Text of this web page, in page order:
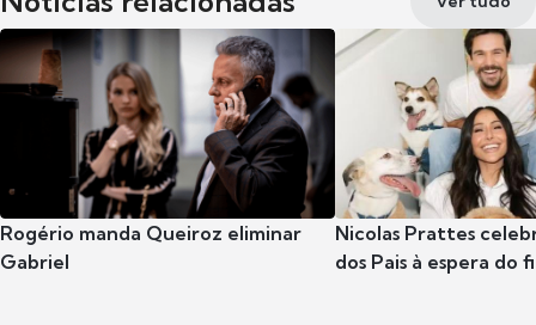
Rogério manda Queiroz eliminar
Gabriel
Nicolas Prattes
dos Pais à espera do